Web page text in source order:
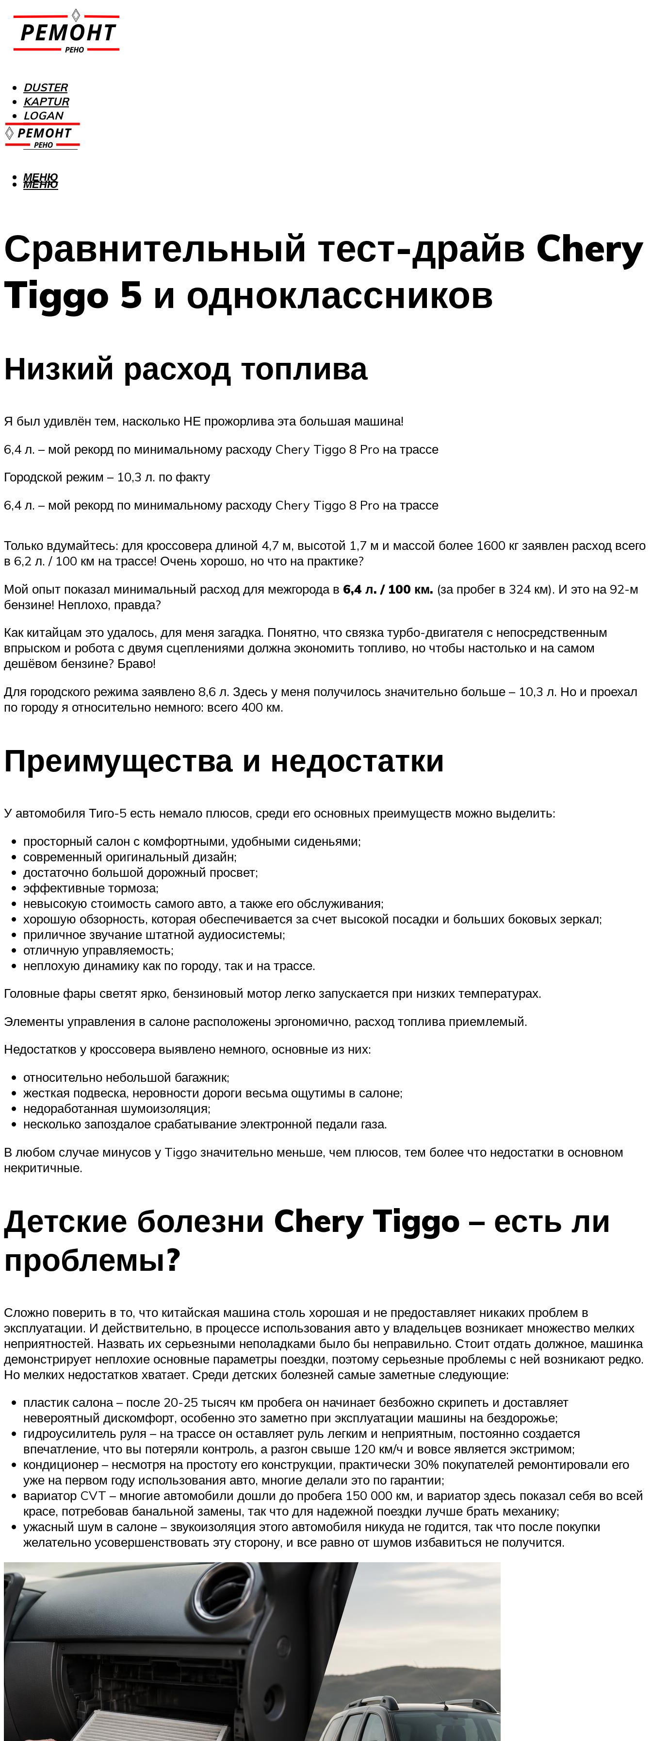
DUSTER
KAPTUR
LOGAN
MEGANE
SANDERO
МЕНЮ
МЕНЮ
Сравнительный тест-драйв Chery
Tiggo 5 и одноклассников
Низкий расход топлива
Я был удивлён тем, насколько НЕ прожорлива эта большая машина!
6,4 л. – мой рекорд по минимальному расходу Chery Tiggo 8 Pro на трассе
Городской режим – 10,3 л. по факту
6,4 л. – мой рекорд по минимальному расходу Chery Tiggo 8 Pro на трассе
Только вдумайтесь: для кроссовера длиной 4,7 м, высотой 1,7 м и массой более 1600 кг заявлен расход всего
в 6,2 л. / 100 км на трассе! Очень хорошо, но что на практике?
Мой опыт показал минимальный расход для межгорода в 6,4 л. / 100 км. (за пробег в 324 км). И это на 92-м
бензине! Неплохо, правда?
Как китайцам это удалось, для меня загадка. Понятно, что связка турбо-двигателя с непосредственным
впрыском и робота с двумя сцеплениями должна экономить топливо, но чтобы настолько и на самом
дешёвом бензине? Браво!
Для городского режима заявлено 8,6 л. Здесь у меня получилось значительно больше – 10,3 л. Но и проехал
по городу я относительно немного: всего 400 км.
Преимущества и недостатки
У автомобиля Тиго-5 есть немало плюсов, среди его основных преимуществ можно выделить:
просторный салон с комфортными, удобными сиденьями;
современный оригинальный дизайн;
достаточно большой дорожный просвет;
эффективные тормоза;
невысокую стоимость самого авто, а также его обслуживания;
хорошую обзорность, которая обеспечивается за счет высокой посадки и больших боковых зеркал;
приличное звучание штатной аудиосистемы;
отличную управляемость;
неплохую динамику как по городу, так и на трассе.
Головные фары светят ярко, бензиновый мотор легко запускается при низких температурах.
Элементы управления в салоне расположены эргономично, расход топлива приемлемый.
Недостатков у кроссовера выявлено немного, основные из них:
относительно небольшой багажник;
жесткая подвеска, неровности дороги весьма ощутимы в салоне;
недоработанная шумоизоляция;
несколько запоздалое срабатывание электронной педали газа.
В любом случае минусов у Tiggo значительно меньше, чем плюсов, тем более что недостатки в основном
некритичные.
Детские болезни Chery Tiggo – есть ли
проблемы?
Сложно поверить в то, что китайская машина столь хорошая и не предоставляет никаких проблем в
эксплуатации. И действительно, в процессе использования авто у владельцев возникает множество мелких
неприятностей. Назвать их серьезными неполадками было бы неправильно. Стоит отдать должное, машинка
демонстрирует неплохие основные параметры поездки, поэтому серьезные проблемы с ней возникают редко.
Но мелких недостатков хватает. Среди детских болезней самые заметные следующие:
пластик салона – после 20-25 тысяч км пробега он начинает безбожно скрипеть и доставляет
невероятный дискомфорт, особенно это заметно при эксплуатации машины на бездорожье;
гидроусилитель руля – на трассе он оставляет руль легким и неприятным, постоянно создается
впечатление, что вы потеряли контроль, а разгон свыше 120 км/ч и вовсе является экстримом;
кондиционер – несмотря на простоту его конструкции, практически 30% покупателей ремонтировали его
уже на первом году использования авто, многие делали это по гарантии;
вариатор CVT – многие автомобили дошли до пробега 150 000 км, и вариатор здесь показал себя во всей
красе, потребовав банальной замены, так что для надежной поездки лучше брать механику;
ужасный шум в салоне – звукоизоляция этого автомобиля никуда не годится, так что после покупки
желательно усовершенствовать эту сторону, и все равно от шумов избавиться не получится.